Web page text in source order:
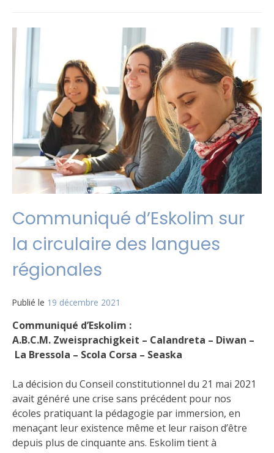
Communiqué d’Eskolim sur
la circulaire des langues
régionales
Publié le 19 décembre 2021
Communiqué d’Eskolim :
A.B.C.M. Zweisprachigkeit – Calandreta – Diwan –
La Bressola – Scola Corsa – Seaska
La décision du Conseil constitutionnel du 21 mai 2021
avait généré une crise sans précédent pour nos
écoles pratiquant la pédagogie par immersion, en
menaçant leur existence même et leur raison d’être
depuis plus de cinquante ans. Eskolim tient à